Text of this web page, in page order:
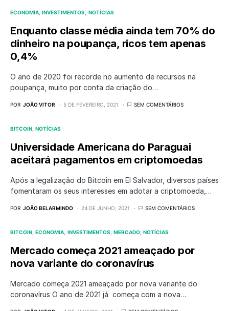
ECONOMIA INVESTIMENTOS NOTÍCIAS
Enquanto classe média ainda tem 70% do
dinheiro na poupança, ricos tem apenas
0,4%
O ano de 2020 foi recorde no aumento de recursos na
poupança, muito por conta da criação do…
POR JOÃO VITOR 5 DE FEVEREIRO, 2021 SEM COMENTÁRIOS
BITCOIN NOTÍCIAS
Universidade Americana do Paraguai
aceitará pagamentos em criptomoedas
Após a legalização do Bitcoin em El Salvador, diversos países
fomentaram os seus interesses em adotar a criptomoeda,…
POR JOÃO BELARMINDO 24 DE JUNHO, 2021 SEM COMENTÁRIOS
BITCOIN ECONOMIA INVESTIMENTOS MERCADO NOTÍCIAS
Mercado começa 2021 ameaçado por
nova variante do coronavírus
Mercado começa 2021 ameaçado por nova variante do
coronavírus O ano de 2021 já começa com a nova…